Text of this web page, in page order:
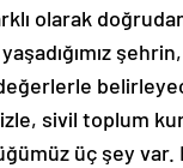
olarak
değerlerle
sivil toplum
üç şey var.